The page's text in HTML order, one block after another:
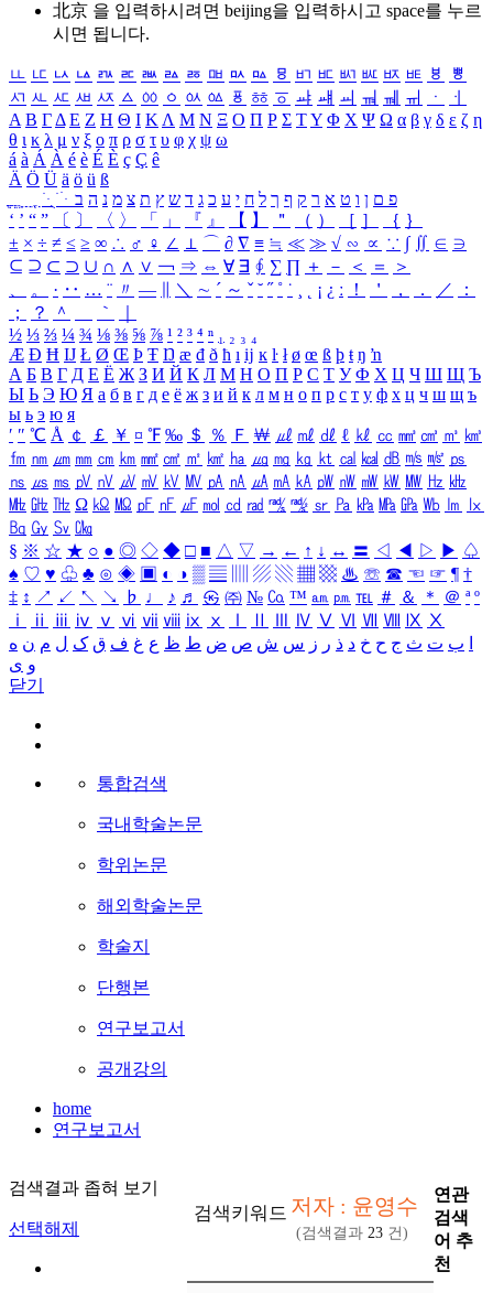
北京 을 입력하시려면 beijing을 입력하시고 space를 누르
시면 됩니다.
ㅥ ㅦ ㅧ ㅨ ㅩ ㅪ ㅫ ㅬ ㅭ ㅮ ㅯ ㅰ ㅱ ㅲ ㅳ ㅴ ㅵ ㅶ ㅷ ㅸ
ㅹ
ㅺ ㅻ ㅼ ㅽ ㅾ ㅿ ㆀ ㆁ ㆂ ㆃ ㆄ ㆅ ㆆ ㆇ ㆈ ㆉ ㆊ ㆋ ㆌ ㆍ
ㆎ
Α Β ΓΔ Ε Ζ Η Θ Ι ΚΛ Μ Ν Ξ Ο Π Ρ Σ ΤΥ Φ Χ Ψ Ω α β γ δ ε ζ η
θ ι κ λ μ ν ξ ο π ρ σ τ υ φ χ ψ ω
á à Á À é è É È ç Ç ê
Ä Ö Ü ä ö ü ß
ִֶֹ ֻּ ׁׂ פ ם ן ו ט א ר ק ף ך ל ח י ע כ ג ד ש ץ ת צ מ נ ה ב
‘ ’ “ ” 〔 〕 〈 〉 「 」 『 』 【 】 ＂ （ ） ［ ］ ｛ ｝
± × ÷ ≠ ≤ ≥ ∞ ∴ ♂ ♀ ∠ ⊥ ⌒ ∂ ∇ ≡ ≒ ≪ ≫ √ ∽ ∝ ∵ ∫ ∬ ∈ ∋
⊆ ⊇ ⊂ ⊃ ∪ ∩ ∧ ∨ ￢ ⇒ ⇔ ∀ ∃ ∮ ∑ ∏ ＋ － ＜ ＝
＞
、
。 · ‥ … ¨ 〃 ― ＼ ∼ ´ ～ ˇ ˘ ˝ ˚ ˙ ¸ ¡ ¿ ː ！ ＇ ， ． ／
：
；
？ ＾ ｀
½ ⅓ ⅔ ¼ ¾ ⅛ ⅜ ⅝ ⅞ ¹ ² ³ ⁴ ⁿ ₁ ₂ ₃ ₄
Æ Ð Ħ Ĳ Ł Ø Œ Þ Ŧ Ŋ æ đ ð ħ ı ĳ ĸ ŀ ł ø œ ß þ ŧ ŋ ŉ
А Б В Г Д Е Ё Ж З И Й К Л М Н О П Р С Т У Ф Х Ц Ч Ш Щ Ъ
Ы Ь Э Ю Я а б в г д е ё ж з и й к л м н о п р с т у ф х ц ч ш щ ъ
ы ь э ю я
′ ″ ℃ Å ￠ ￡ ￥ ¤ ℉ ‰ ＄ ％ Ｆ ￦ ㎕ ㎖ ㎗ ℓ ㎘ ㏄ ㎣ ㎤ ㎥ ㎦
㎙ ㎚ ㎛ ㎜ ㎝ ㎞ ㎟ ㎠ ㎡ ㎢ ㏊ ㎍ ㎎ ㎏ ㏏ ㎈ ㎉ ㏈ ㎧ ㎨ ㎰
㎱ ㎲ ㎳ ㎴ ㎵ ㎶ ㎷ ㎸ ㎹ ㎀ ㎁ ㎂ ㎃ ㎄ ㎺ ㎻ ㎽ ㎾ ㎿ ㎐ ㎑
㎒ ㎓ ㎔ Ω ㏀ ㏁ ㎊ ㎋ ㎌ ㏖ ㏅ ㎭ ㎮ ㎯ ㏛ ㎩ ㎪ ㎫ ㎬ ㏝ ㏐
㏓
㏃ ㏉ ㏜ ㏆
§ ※ ☆ ★ ○ ● ◎ ◇ ◆ □ ■ △ ▽ → ← ↑ ↓ ↔ 〓 ◁ ◀ ▷ ▶ ♤
♠ ♡ ♥ ♧ ♣ ⊙ ◈ ▣ ◐ ◑ ▒ ▤ ▨ ▧ ▦ ▩ ♨ ☏ ☎ ☜ ☞ ¶ †
‡ ↕ ↗ ↙ ↖ ↘ ♭ ♩ ♪ ♬ ㉿ ㈜ № ㏇ ™ ㏂ ㏘ ℡ ＃ ＆ ＊ ＠ ª º
ⅰ
ⅱ ⅲ ⅳ ⅴ ⅵ ⅶ ⅷ ⅸ ⅹ Ⅳ Ⅴ Ⅵ Ⅶ Ⅷ Ⅸ Ⅹ
ب ت ث ج ح خ د ذ ر ز س ش ص ض ط ظ ع غ ف ق ک ل م ن ه
و ی
닫기
통합검색
국내학술논문
학위논문
해외학술논문
학술지
단행본
연구보고서
공개강의
home
연구보고서
검색결과 좁혀 보기
선택해제
검색키워드 저자 : 윤영수
(검색결과 23 건)
연관
검색
어 추
천